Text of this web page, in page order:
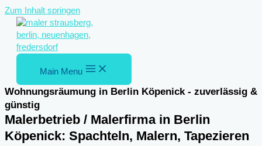
Zum Inhalt springen
Main Menu
Wohnungsräumung in Berlin Köpenick - zuverlässig &
günstig
Malerbetrieb / Malerfirma in Berlin
Köpenick: Spachteln, Malern, Tapezieren